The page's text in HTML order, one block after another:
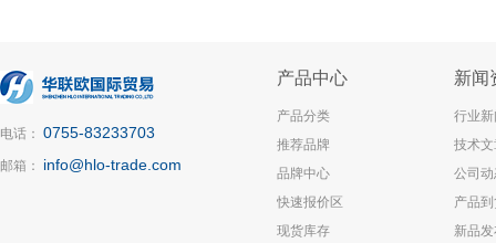
电话： 0755-83233703
邮箱： info@hlo-trade.com
产品中心
产品分类
推荐品牌
品牌中心
快速报价区
现货库存
新闻
行业
技术
公司
产品
新品